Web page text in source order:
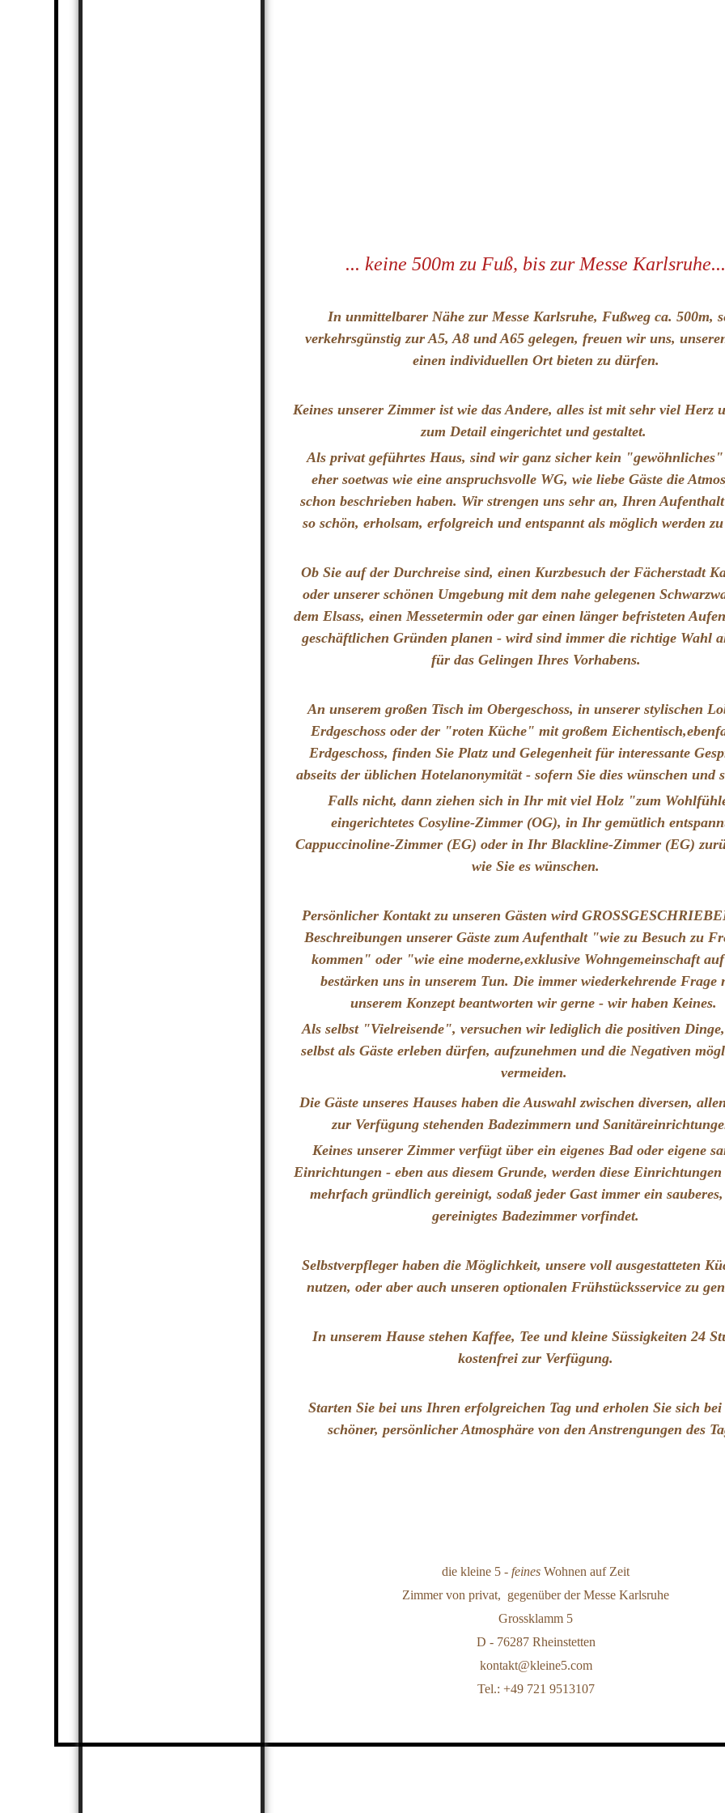
... keine 500m zu Fuß, bis zur Messe Karlsruhe...
In unmittelbarer Nähe zur Messe Karlsruhe, Fußweg ca. 500m,
verkehrsgünstig zur A5, A8 und A65 gelegen, freuen wir uns,
einen individuellen Ort bieten zu dürfen.
Keines unserer Zimmer ist wie das Andere, alles ist mit sehr viel Herz
zum Detail eingerichtet und gestaltet.
Als privat geführtes Haus, sind wir ganz sicher kein
eher soetwas wie eine anspruchsvolle WG, wie liebe Gäste die
schon beschrieben haben. Wir strengen uns sehr an, Ihren
so schön, erholsam, erfolgreich und entspannt als möglich werden
Ob Sie auf der Durchreise sind, einen Kurzbesuch der Fächerstadt
oder unserer schönen Umgebung mit dem nahe gelegenen
dem Elsass, einen Messetermin oder gar einen länger befristeten
geschäftlichen Gründen planen - wird sind immer die richtige Wahl
für das Gelingen Ihres Vorhabens.
An unserem großen Tisch im Obergeschoss, in unserer stylischen
Erdgeschoss oder der "roten Küche" mit großem
Erdgeschoss, finden Sie Platz und Gelegenheit für interessante
abseits der üblichen Hotelanonymität - sofern Sie dies wünschen und
Falls nicht, dann ziehen sich in Ihr mit viel Holz "zum
eingerichtetes Cosyline-Zimmer (OG), in Ihr gemütlich
Cappuccinoline-Zimmer (EG) oder in Ihr Blackline-Zimmer (EG)
wie Sie es wünschen.
Persönlicher Kontakt zu unseren Gästen wird
Beschreibungen unserer Gäste zum Aufenthalt "wie zu Besuch zu
kommen" oder "wie eine moderne,exklusive Wohngemeinschaft
bestärken uns in unserem Tun. Die immer wiederkehrende Frage
unserem Konzept beantworten wir gerne - wir haben Keines.
Als selbst "Vielreisende", versuchen wir lediglich die positiven
selbst als Gäste erleben dürfen, aufzunehmen und die Negativen
vermeiden.
Die Gäste unseres Hauses haben die Auswahl zwischen diversen,
zur Verfügung stehenden Badezimmern und
Keines unserer Zimmer verfügt über ein eigenes Bad oder eigene
Einrichtungen - eben aus diesem Grunde, werden diese Einrichtungen
mehrfach gründlich gereinigt, sodaß jeder Gast immer ein
gereinigtes Badezimmer vorfindet.
Selbstverpfleger haben die Möglichkeit, unsere voll ausgestatteten
nutzen, oder aber auch unseren optionalen Frühstücksservice zu
In unserem Hause stehen Kaffee, Tee und kleine Süssigkeiten 24
kostenfrei zur Verfügung.
Starten Sie bei uns Ihren erfolgreichen Tag und erholen Sie sich
schöner, persönlicher Atmosphäre von den Anstrengungen des
die kleine 5 - feines Wohnen auf Zeit
Zimmer von privat, gegenüber der Messe Karlsruhe
Grossklamm 5
D - 76287 Rheinstetten
kontakt@kleine5.com
Tel.: +49 721 9513107